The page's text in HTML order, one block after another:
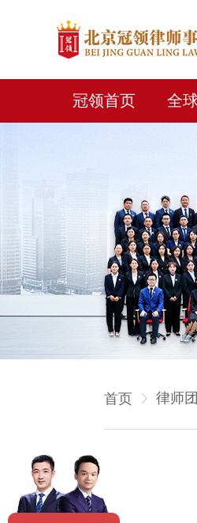
冠领首页 全
首页 律师